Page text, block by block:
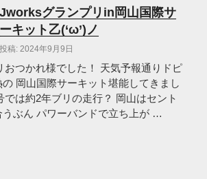
Jworksグランプリin岡山国際サ
ーキット乙(‘ω’)ノ
投稿: 2024年9月9日
おつかれ様でした！ 天気予報通りドピ
岡山国際サーキット堪能してきまし
では約2年ブリの走行？ 岡山はセント
うぶん パワーバンドで立ち上が …